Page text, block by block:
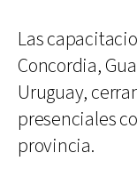
Las
Concordia,
Uruguay,
presenciales
provincia.